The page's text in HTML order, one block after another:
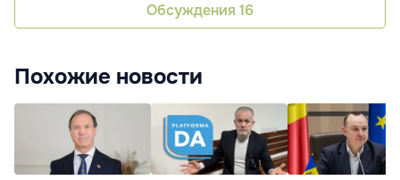
Обсуждения 16
Похожие новости